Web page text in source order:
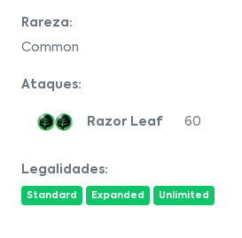
Rareza:
Common
Ataques:
Razor Leaf 60
Legalidades:
Standard Expanded Unlimited